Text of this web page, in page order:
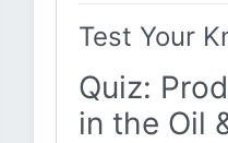
Test Your
Quiz:
in the Oil